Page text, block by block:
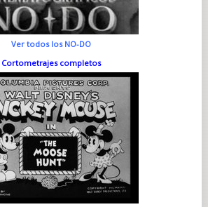
Ver todos los NO-DO
Cortometrajes completos